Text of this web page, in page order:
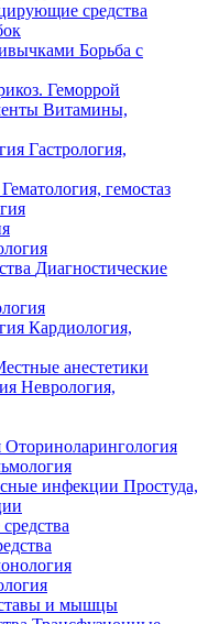
средства
Борьба с
Геморрой
Витамины,
Гастрология,
Гематология, гемостаз
Диагностические
Кардиология,
анестетики
Неврология,
Оториноларингология
Простуда,
и мышцы